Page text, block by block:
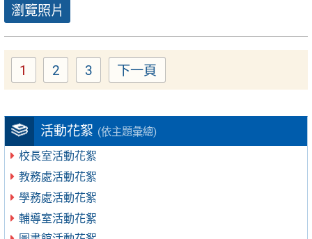
活動花絮 (依主題彙總)
校長室活動花絮
教務處活動花絮
學務處活動花絮
輔導室活動花絮
瀏覽照片
Page
1 Page
2 Page
3 下一頁